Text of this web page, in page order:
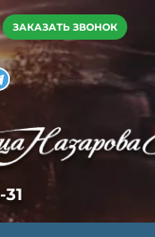
ЗАКАЗАТЬ ЗВОНОК